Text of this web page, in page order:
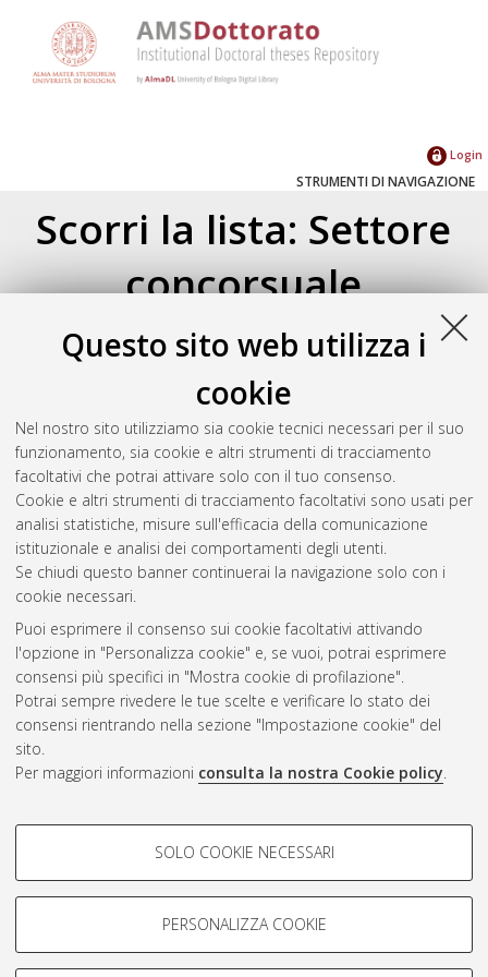
Questo sito web utilizza i
cookie
Nel nostro sito utilizziamo sia cookie tecnici necessari per il suo
funzionamento, sia cookie e altri strumenti di tracciamento
facoltativi che potrai attivare solo con il tuo consenso.
Cookie e altri strumenti di tracciamento facoltativi sono usati per
analisi statistiche, misure sull'efficacia della comunicazione
istituzionale e analisi dei comportamenti degli utenti.
Se chiudi questo banner continuerai la navigazione solo con i
cookie necessari.
Puoi esprimere il consenso sui cookie facoltativi attivando
l'opzione in "Personalizza cookie" e, se vuoi, potrai esprimere
consensi più specifici in "Mostra cookie di profilazione".
Potrai sempre rivedere le tue scelte e verificare lo stato dei
consensi rientrando nella sezione "Impostazione cookie" del
sito.
Per maggiori informazioni consulta la nostra Cookie policy.
COOKIE DI PROFILAZIONE -
Si tratta di cookie utilizzati per analizzare le caratteristiche della
navigazione degli utenti, creare profili in base al loro comportamento
Mostra cookie di profilazione
SOLO COOKIE NECESSARI
PERSONALIZZA COOKIE
Login
STRUMENTI DI NAVIGAZIONE
Scorri la lista: Settore
concorsuale
Su di un livello
Settori concorsuali(10224)
Area 12 - Scienze giuridiche
12/D - Diritto amministrativo e
tributario(152)
12/D1 Diritto amministrativo
12/D2 Diritto tributario(86)
Atom
Rss 1.0
Rss 2.0
ISSN: 2038-7946
Impostazioni Cookie
Informativa sulla privacy
Condizioni d’uso del sito